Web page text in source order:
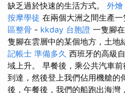
缺乏過於快速的生活方式。 外
按摩學徒 在兩個大洲之間生產
區整骨 - kkday 台胞證 一隻腳
隻腳在雲層中的某個地方，土地
記帳士 準備多久 西班牙的高級
域上升。 早餐後，乘公共汽車
到達，然後登上我們佔用機艙的
後，午餐後，我們的船跑出海灣